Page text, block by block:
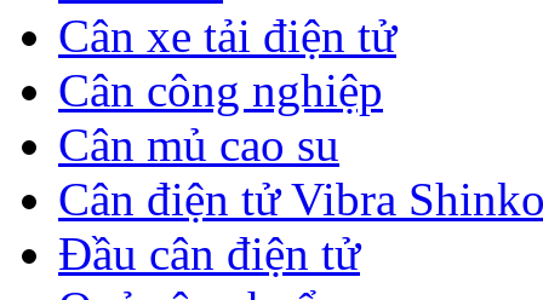
Cân xe tải điện tử
Cân công nghiệp
Cân mủ cao su
Cân điện tử Vibra
Đầu cân điện tử